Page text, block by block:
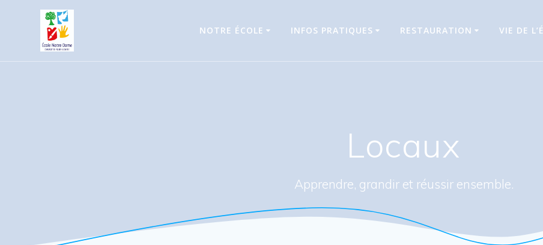
NOTRE ÉCOLE INFOS PRATIQUES RESTAURATION VIE DE
Locaux
Apprendre, grandir et réussir ensemble.